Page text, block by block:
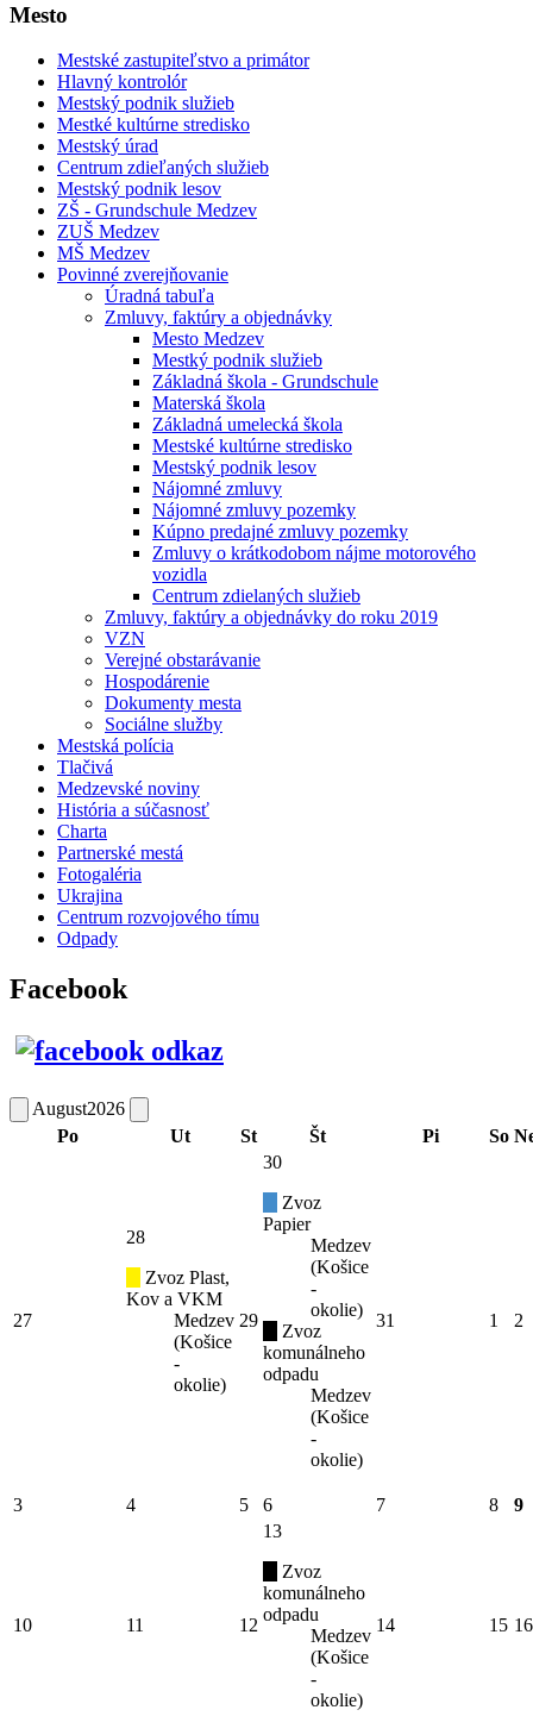
Mesto
Mestské zastupiteľstvo a primátor
Hlavný kontrolór
Mestský podnik služieb
Mestké kultúrne stredisko
Mestský úrad
Centrum zdieľaných služieb
Mestský podnik lesov
ZŠ - Grundschule Medzev
ZUŠ Medzev
MŠ Medzev
Povinné zverejňovanie
Úradná tabuľa
Zmluvy, faktúry a objednávky
Mesto Medzev
Mestký podnik služieb
Základná škola - Grundschule
Materská škola
Základná umelecká škola
Mestské kultúrne stredisko
Mestský podnik lesov
Nájomné zmluvy
Nájomné zmluvy pozemky
Kúpno predajné zmluvy pozemky
Zmluvy o krátkodobom nájme motorového
vozidla
Centrum zdielaných služieb
Zmluvy, faktúry a objednávky do roku 2019
VZN
Verejné obstarávanie
Hospodárenie
Dokumenty mesta
Sociálne služby
Mestská polícia
Tlačivá
Medzevské noviny
História a súčasnosť
Charta
Partnerské mestá
Fotogaléria
Ukrajina
Centrum rozvojového tímu
Odpady
Facebook
August2026
Po
Ut St Št Pi So
27
28
Zvoz Plast,
Kov a VKM
Medzev
(Košice
-
okolie)
29
30
Zvoz
Papier
Medzev
(Košice
-
okolie)
Zvoz
komunálneho
odpadu
Medzev
(Košice
-
okolie)
31 1 2
3 4 5 6 7 8 9
10 11 12
13
Zvoz
komunálneho
odpadu
Medzev
(Košice
-
okolie)
14 15 16